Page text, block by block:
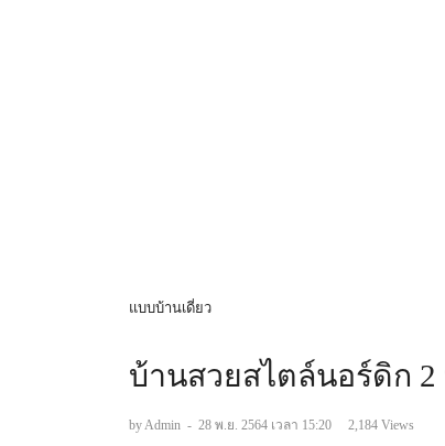
แบบบ้านเดี่ยว
บ้านสวยสไตล์นอร์ดิก
by Admin - 28 พ.ย. 2564 เวลา 15:20 2,184 Views